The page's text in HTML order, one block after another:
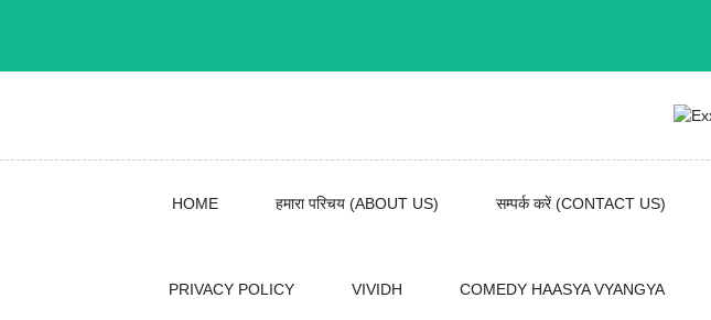
HOME हमारा परिचय (ABOUT US) सम्पर्क करें (CONTACT US)
PRIVACY POLICY VIVIDH COMEDY HAASYA VYANGYA